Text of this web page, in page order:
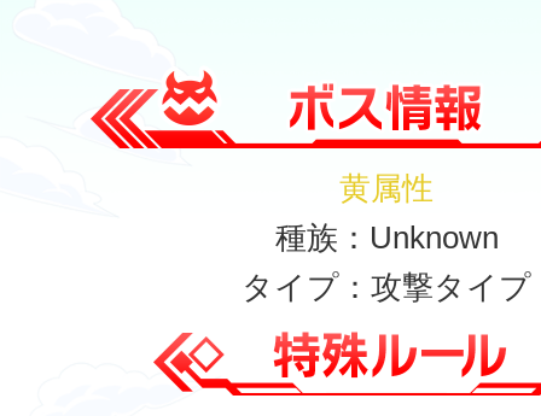
黄属性
種族：Unknown
タイプ：攻撃タイプ